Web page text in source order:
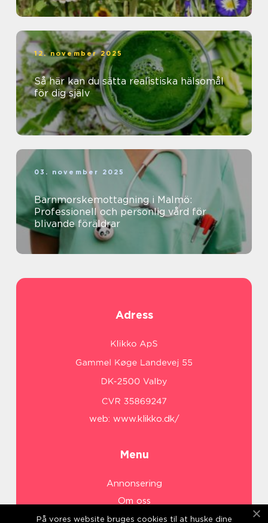
12. november 2025
Så här kan du sätta realistiska hälsomål
för dig själv
03. november 2025
Barnmorskemottagning i Malmö:
Professionell och personlig vård för
blivande föräldrar
Adress
web: www.klikko.dk/
Menu
Annonsering
Om oss
Cookies
På vores website bruges cookies til at huske dine